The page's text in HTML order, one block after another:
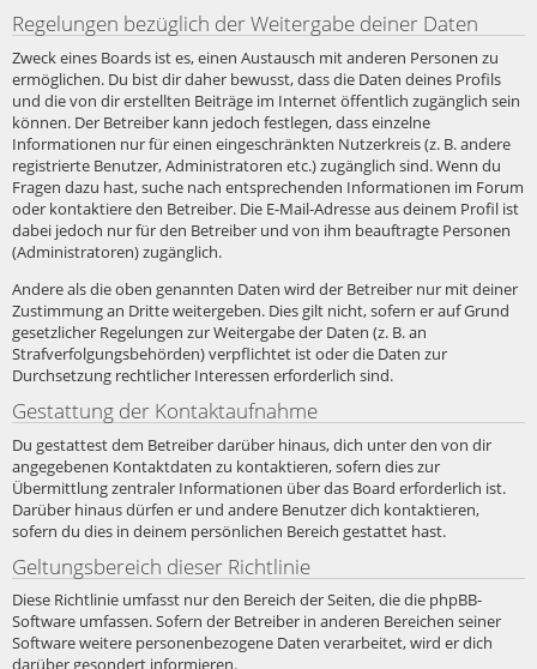
Regelungen bezüglich der Weitergabe deiner Daten
Zweck eines Boards ist es, einen Austausch mit anderen Personen zu
ermöglichen. Du bist dir daher bewusst, dass die Daten deines Profils
und die von dir erstellten Beiträge im Internet öffentlich zugänglich sein
können. Der Betreiber kann jedoch festlegen, dass einzelne
Informationen nur für einen eingeschränkten Nutzerkreis (z. B. andere
registrierte Benutzer, Administratoren etc.) zugänglich sind. Wenn du
Fragen dazu hast, suche nach entsprechenden Informationen im Forum
oder kontaktiere den Betreiber. Die E-Mail-Adresse aus deinem Profil ist
dabei jedoch nur für den Betreiber und von ihm beauftragte Personen
(Administratoren) zugänglich.
Andere als die oben genannten Daten wird der Betreiber nur mit deiner
Zustimmung an Dritte weitergeben. Dies gilt nicht, sofern er auf Grund
gesetzlicher Regelungen zur Weitergabe der Daten (z. B. an
Strafverfolgungsbehörden) verpflichtet ist oder die Daten zur
Durchsetzung rechtlicher Interessen erforderlich sind.
Gestattung der Kontaktaufnahme
Du gestattest dem Betreiber darüber hinaus, dich unter den von dir
angegebenen Kontaktdaten zu kontaktieren, sofern dies zur
Übermittlung zentraler Informationen über das Board erforderlich ist.
Darüber hinaus dürfen er und andere Benutzer dich kontaktieren,
sofern du dies in deinem persönlichen Bereich gestattet hast.
Geltungsbereich dieser Richtlinie
Diese Richtlinie umfasst nur den Bereich der Seiten, die die phpBB-
Software umfassen. Sofern der Betreiber in anderen Bereichen seiner
Software weitere personenbezogene Daten verarbeitet, wird er dich
darüber gesondert informieren.